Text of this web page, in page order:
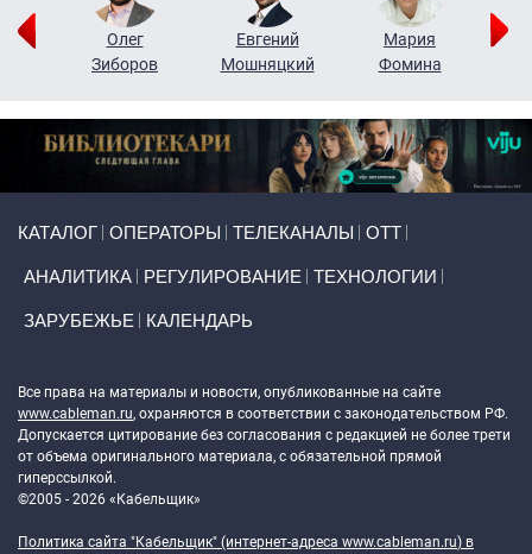
Олег
Зиборов
Евгений
Мошняцкий
Мария
Фомина
КАТАЛОГ ОПЕРАТОРЫ ТЕЛЕКАНАЛЫ ОТТ
АНАЛИТИКА РЕГУЛИРОВАНИЕ ТЕХНОЛОГИИ
ЗАРУБЕЖЬЕ КАЛЕНДАРЬ
Все права на материалы и новости, опубликованные на сайте
www.cableman.ru, охраняются в соответствии с законодательством РФ.
Допускается цитирование без согласования с редакцией не более трети
от объема оригинального материала, с обязательной прямой
гиперссылкой.
©2005 - 2026 «Кабельщик»
Политика сайта "Кабельщик" (интернет-адреса www.cableman.ru) в